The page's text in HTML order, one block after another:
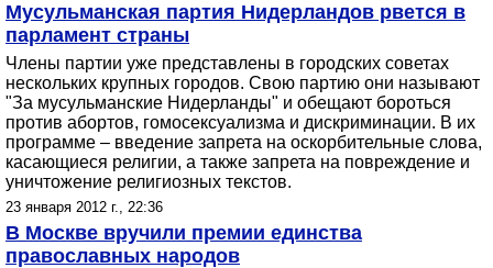
Мусульманская партия Нидерландов рвется в
парламент страны
Члены партии уже представлены в городских советах
нескольких крупных городов. Свою партию они называют
"За мусульманские Нидерланды" и обещают бороться
против абортов, гомосексуализма и дискриминации. В их
программе – введение запрета на оскорбительные слова,
касающиеся религии, а также запрета на повреждение и
уничтожение религиозных текстов.
23 января 2012 г., 22:36
В Москве вручили премии единства
православных народов